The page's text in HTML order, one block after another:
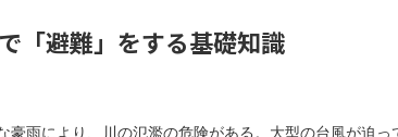
「避難」をする基礎知識
豪雨により、川の氾濫の危険がある。大型の台風が迫っ